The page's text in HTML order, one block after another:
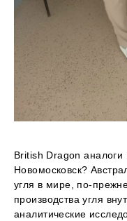
British Dragon аналоги
Новомосковск?
угля в мире, по-
производства угля
аналитические